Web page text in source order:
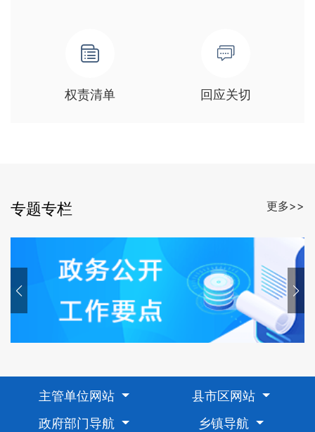
权责清单 回应关切
专题专栏 更多>>
主管单位网站
县市区网站
政府部门导航
乡镇导航